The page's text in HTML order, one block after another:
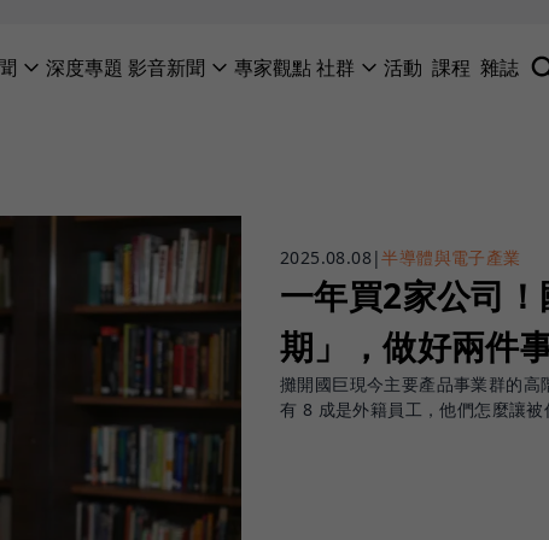
深度專題 影音新聞 專家觀點社群 活動 課程 雜誌
2025.08.08|半導體與電子產業
一年買2家公司
期」，做好兩件
攤開國巨現今主要產品事業群的
有 8 成是外籍員工，他們怎麼讓被